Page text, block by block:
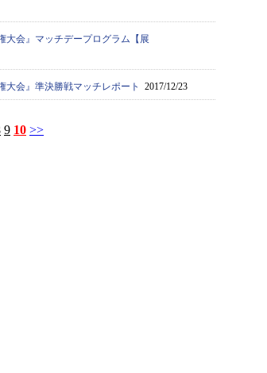
大会』マッチデープログラム【展
大会』準決勝戦マッチレポート 2017/12/23
9 10 >>